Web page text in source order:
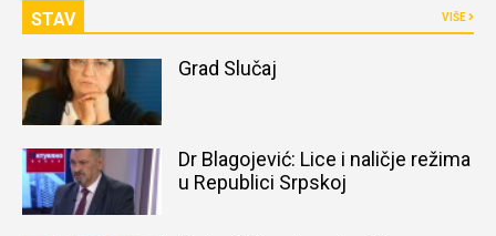
STAV VIŠE
Grad Slučaj
Dr Blagojević: Lice i naličje režima
u Republici Srpskoj